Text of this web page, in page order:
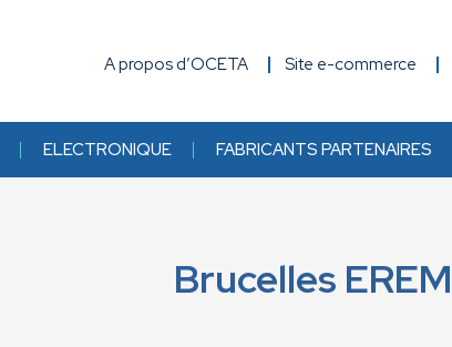
A propos d’OCETA Site e-commerce
ELECTRONIQUE FABRICANTS PARTENAIRES
Brucelles EREM